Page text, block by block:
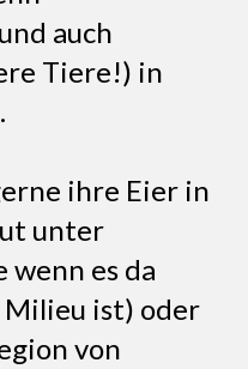
auch
Tiere!) in
ihre Eier in
unter
wenn es da
Milieu ist) oder
von